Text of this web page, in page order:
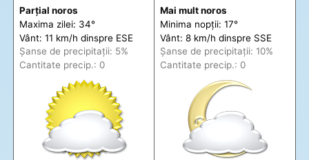
Parțial noros
Maxima zilei: 34°
Vânt: 11 km/h dinspre ESE
Șanse de precipitații: 5%
Cantitate precip.: 0
Mai mult noros
Minima nopții: 17°
Vânt: 8 km/h dinspre SSE
Șanse de precipitații: 10%
Cantitate precip.: 0